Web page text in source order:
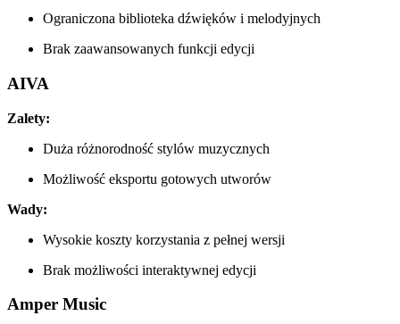
Ograniczona biblioteka dźwięków i melodyjnych
Brak zaawansowanych funkcji edycji
AIVA
Zalety:
Duża różnorodność stylów muzycznych
Możliwość eksportu gotowych utworów
Wady:
Wysokie koszty korzystania z pełnej wersji
Brak możliwości interaktywnej edycji
Amper Music